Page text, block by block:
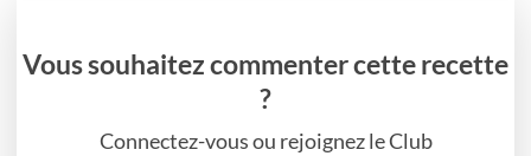
Vous souhaitez commenter cette recette
?
Connectez-vous ou rejoignez le Club